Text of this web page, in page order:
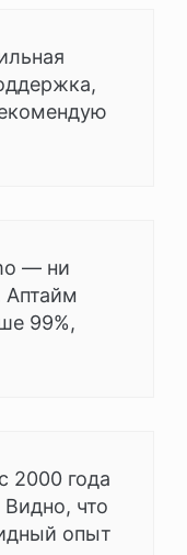
— ни
Аптайм
99%,
2000 года
что
опыт